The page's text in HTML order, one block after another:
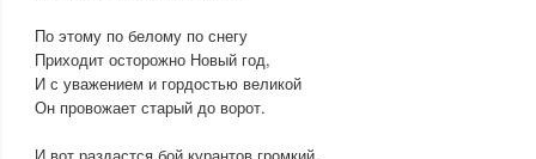
По этому по белому по снегу
Приходит осторожно Новый год,
И с уважением и гордостью великой
Он провожает старый до ворот.